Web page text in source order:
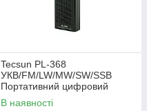
Tecsun PL-368
УКВ/FM/LW/MW/SW/SSB
Портативний цифровий
приймач
В наявності